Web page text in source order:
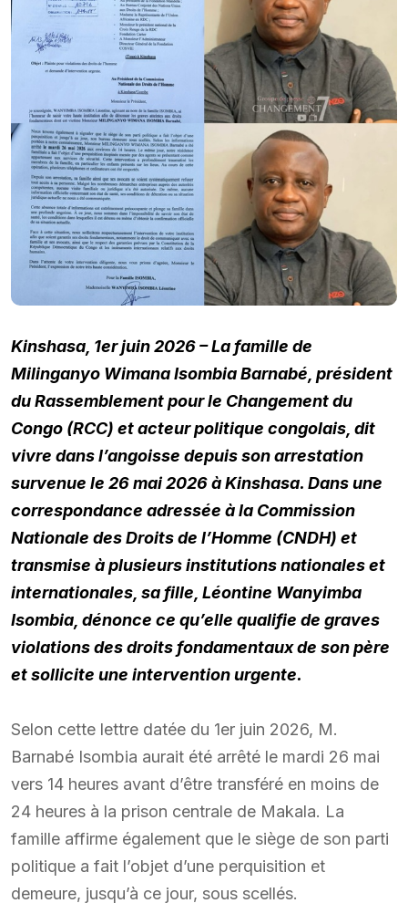
Kinshasa, 1er juin 2026 – La famille de
Milinganyo Wimana Isombia Barnabé, président
du Rassemblement pour le Changement du
Congo (RCC) et acteur politique congolais, dit
vivre dans l’angoisse depuis son arrestation
survenue le 26 mai 2026 à Kinshasa. Dans une
correspondance adressée à la Commission
Nationale des Droits de l’Homme (CNDH) et
transmise à plusieurs institutions nationales et
internationales, sa fille, Léontine Wanyimba
Isombia, dénonce ce qu’elle qualifie de graves
violations des droits fondamentaux de son père
et sollicite une intervention urgente.
Selon cette lettre datée du 1er juin 2026, M.
Barnabé Isombia aurait été arrêté le mardi 26 mai
vers 14 heures avant d’être transféré en moins de
24 heures à la prison centrale de Makala. La
famille affirme également que le siège de son parti
politique a fait l’objet d’une perquisition et
demeure, jusqu’à ce jour, sous scellés.